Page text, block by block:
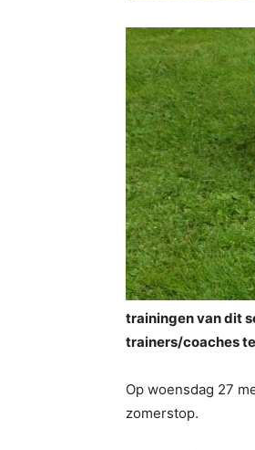
trainingen van dit
trainers/coaches
Op woensdag 27
zomerstop.